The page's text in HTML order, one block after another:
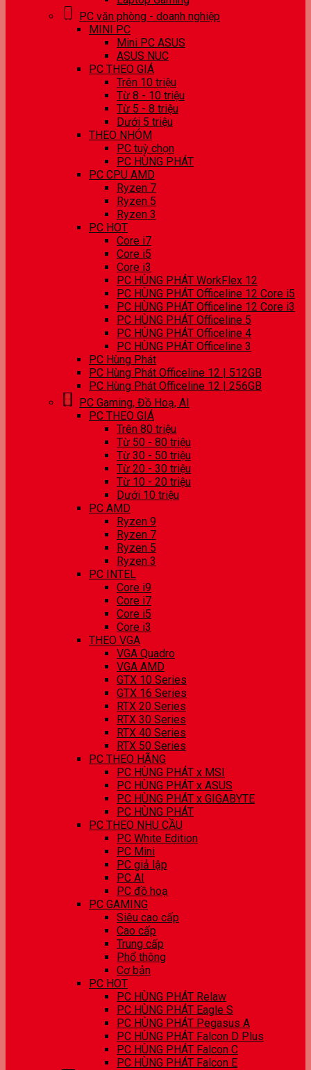
PC văn phòng - doanh nghiệp
MINI PC
Mini PC ASUS
ASUS NUC
PC THEO GIÁ
Trên 10 triệu
Từ 8 - 10 triệu
Từ 5 - 8 triệu
Dưới 5 triệu
THEO NHÓM
PC tuỳ chọn
PC HÙNG PHÁT
PC CPU AMD
Ryzen 7
Ryzen 5
Ryzen 3
PC HOT
Core i7
Core i5
Core i3
PC HÙNG PHÁT WorkFlex 12
PC HÙNG PHÁT Officeline 12 Core i5
PC HÙNG PHÁT Officeline 12 Core i3
PC HÙNG PHÁT Officeline 5
PC HÙNG PHÁT Officeline 4
PC HÙNG PHÁT Officeline 3
PC Hùng Phát
PC Hùng Phát Officeline 12 | 512GB
PC Hùng Phát Officeline 12 | 256GB
PC Gaming, Đồ Hoạ, AI
PC THEO GIÁ
Trên 80 triệu
Từ 50 - 80 triệu
Từ 30 - 50 triệu
Từ 20 - 30 triệu
Từ 10 - 20 triệu
Dưới 10 triệu
PC AMD
Ryzen 9
Ryzen 7
Ryzen 5
Ryzen 3
PC INTEL
Core i9
Core i7
Core i5
Core i3
THEO VGA
VGA Quadro
VGA AMD
GTX 10 Series
GTX 16 Series
RTX 20 Series
RTX 30 Series
RTX 40 Series
RTX 50 Series
PC THEO HÃNG
PC HÙNG PHÁT x MSI
PC HÙNG PHÁT x ASUS
PC HÙNG PHÁT x GIGABYTE
PC HÙNG PHÁT
PC THEO NHU CẦU
PC White Edition
PC Mini
PC giả lập
PC AI
PC đồ hoạ
PC GAMING
Siêu cao cấp
Cao cấp
Trung cấp
Phổ thông
Cơ bản
PC HOT
PC HÙNG PHÁT Relaw
PC HÙNG PHÁT Eagle S
PC HÙNG PHÁT Pegasus A
PC HÙNG PHÁT Falcon D Plus
PC HÙNG PHÁT Falcon C
PC HÙNG PHÁT Falcon E